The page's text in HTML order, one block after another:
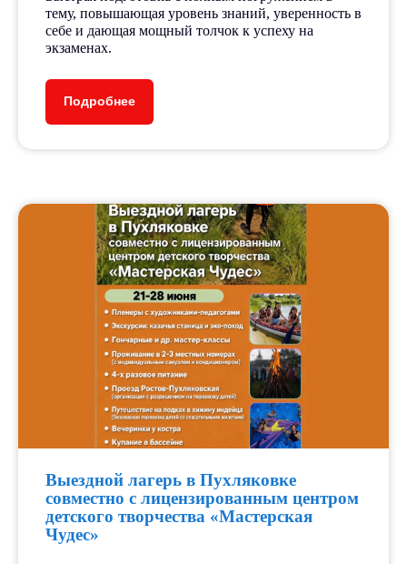
тему, повышающая уровень знаний, уверенность в
себе и дающая мощный толчок к успеху на
экзаменах.
Подробнее
Выездной лагерь в Пухляковке
совместно с лицензированным центром
детского творчества «Мастерская
Чудес»